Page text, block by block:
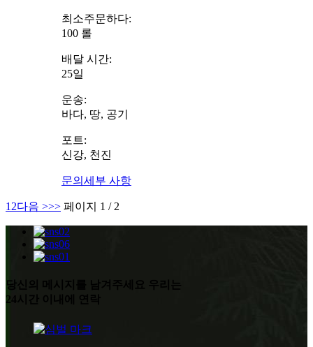
최소주문하다:
100 롤
배달 시간:
25일
운송:
바다, 땅, 공기
포트:
신강, 천진
문의 세부 사항
1 2다음 >>> 페이지 1 / 2
당신의 메시지를 남겨주세요 우리는
24시간 이내에 연락